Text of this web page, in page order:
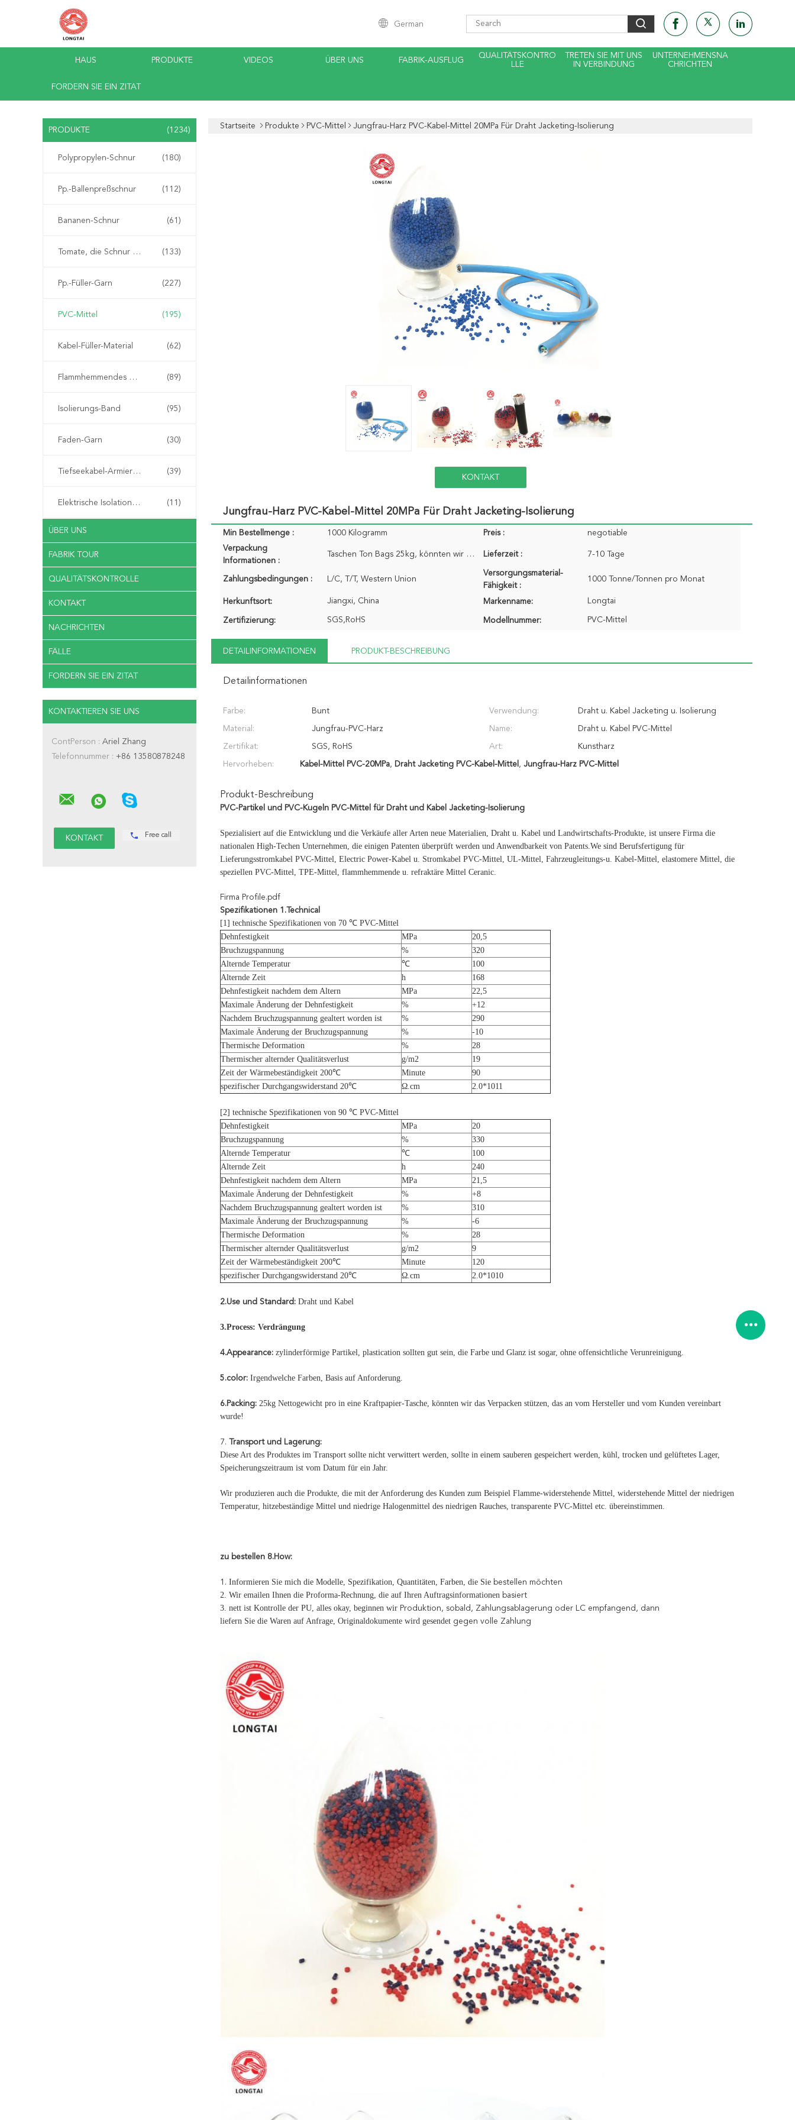
German
HAUS PRODUKTE VIDEOS ÜBER UNS FABRIK-AUSFLUG
QUALITÄTSKONTRO
LLE
TRETEN SIE MIT UNS
IN VERBINDUNG
UNTERNEHMENSNA
CHRICHTEN
FORDERN SIE EIN ZITAT
PRODUKTE (1234)
Polypropylen-Schnur (180)
Pp.-Ballenpreßschnur (112)
Bananen-Schnur (61)
Tomate, die Schnur bindet (133)
Pp.-Füller-Garn (227)
PVC-Mittel (195)
Kabel-Füller-Material (62)
Flammhemmendes Material (89)
Isolierungs-Band (95)
Faden-Garn (30)
Tiefseekabel-Armierungs-Schnur (39)
Elektrische Isolationspapier (11)
ÜBER UNS
FABRIK TOUR
QUALITÄTSKONTROLLE
KONTAKT
NACHRICHTEN
FÄLLE
FORDERN SIE EIN ZITAT
KONTAKTIEREN SIE UNS
ContPerson : Ariel Zhang
Telefonnummer : +86 13580878248
Free call
Startseite Produkte PVC-Mittel Jungfrau-Harz PVC-Kabel-Mittel 20MPa Für Draht Jacketing-Isolierung
KONTAKT
Jungfrau-Harz PVC-Kabel-Mittel 20MPa Für Draht Jacketing-Isolierung
Min Bestellmenge : 1000 Kilogramm Preis :
negotiable
Verpackung
Informationen :
Taschen Ton Bags 25kg, könnten wir das Verpacken stützen, das an vom Hersteller und vom Kunden verei Lieferzeit : 7-10 Tage
Zahlungsbedingungen : L/C, T/T, Western Union
Versorgungsmaterial-
Fähigkeit :
1000 Tonne/Tonnen pro Monat
Herkunftsort: Jiangxi, China Markenname: Longtai
Zertifizierung: SGS,RoHS Modellnummer: PVC-Mittel
DETAILINFORMATIONEN PRODUKT-BESCHREIBUNG
Detailinformationen
Farbe: Bunt Verwendung: Draht u. Kabel Jacketing u. Isolierung
Material: Jungfrau-PVC-Harz Name: Draht u. Kabel PVC-Mittel
Zertifikat: SGS, RoHS Art: Kunstharz
Hervorheben: Kabel-Mittel PVC-20MPa, Draht Jacketing PVC-Kabel-Mittel , Jungfrau-Harz PVC-Mittel
Produkt-Beschreibung
PVC-Partikel und PVC-Kugeln PVC-Mittel für Draht und Kabel Jacketing-Isolierung
Spezialisiert auf die Entwicklung und die Verkäufe aller Arten neue Materialien, Draht u. Kabel und Landwirtschafts-Produkte, ist unsere Firma die
nationalen High-Techen Unternehmen, die einigen Patenten überprüft werden und Anwendbarkeit von Patents.We sind Berufsfertigung für
Lieferungsstromkabel PVC-Mittel, Electric Power-Kabel u. Stromkabel PVC-Mittel, UL-Mittel, Fahrzeugleitungs-u. Kabel-Mittel, elastomere Mittel, die
speziellen PVC-Mittel, TPE-Mittel, flammhemmende u. refraktäre Mittel Ceranic.
Firma Profile.pdf
Spezifikationen 1.Technical
[1] technische Spezifikationen von 70 ℃ PVC-Mittel
Dehnfestigkeit
MPa
20,5
Bruchzugspannung
%
320
Alternde Temperatur
℃
100
Alternde Zeit
h
168
Dehnfestigkeit nachdem dem Altern
MPa
22,5
Maximale Änderung der Dehnfestigkeit
%
+12
Nachdem Bruchzugspannung gealtert worden ist
%
290
Maximale Änderung der Bruchzugspannung
%
-10
Thermische Deformation
%
28
Thermischer alternder Qualitätsverlust
g/m2
19
Zeit der Wärmebeständigkeit 200℃
Minute
90
spezifischer Durchgangswiderstand 20℃
Ω.cm 2.0*1011
[2] technische Spezifikationen von 90 ℃ PVC-Mittel
Dehnfestigkeit
MPa
20
Bruchzugspannung
%
330
Alternde Temperatur
℃
100
Alternde Zeit
h
240
Dehnfestigkeit nachdem dem Altern
MPa
21,5
Maximale Änderung der Dehnfestigkeit
%
+8
Nachdem Bruchzugspannung gealtert worden ist
%
310
Maximale Änderung der Bruchzugspannung
%
-6
Thermische Deformation
%
28
Thermischer alternder Qualitätsverlust
g/m2
9
Zeit der Wärmebeständigkeit 200℃
Minute
120
spezifischer Durchgangswiderstand 20℃
Ω.cm 2.0*1010
2.Use und Standard: Draht und Kabel
3.Process: Verdrängung
4.Appearance: zylinderförmige Partikel, plastication sollten gut sein, die Farbe und Glanz ist sogar, ohne offensichtliche Verunreinigung.
5.color: Irgendwelche Farben, Basis auf Anforderung.
6.Packing: 25kg Nettogewicht pro in eine Kraftpapier-Tasche, könnten wir das Verpacken stützen, das an vom Hersteller und vom Kunden vereinbart
wurde!
7. Transport und Lagerung:
Diese Art des Produktes im Transport sollte nicht verwittert werden, sollte in einem sauberen gespeichert werden, kühl, trocken und gelüftetes Lager,
Speicherungszeitraum ist vom Datum für ein Jahr.
Wir produzieren auch die Produkte, die mit der Anforderung des Kunden zum Beispiel Flamme-widerstehende Mittel, widerstehende Mittel der niedrigen
Temperatur, hitzebeständige Mittel und niedrige Halogenmittel des niedrigen Rauches, transparente PVC-Mittel etc. übereinstimmen.
zu bestellen 8.How:
1. Informieren Sie mich die Modelle, Spezifikation, Quantitäten, Farben, die Sie bestellen möchten
2. Wir emailen Ihnen die Proforma-Rechnung, die auf Ihren Auftragsinformationen basiert
3. nett ist Kontrolle der PU, alles okay, beginnen wir Produktion, sobald, Zahlungsablagerung oder LC empfangend, dann
liefern Sie die Waren auf Anfrage, Originaldokumente wird gesendet gegen volle Zahlung